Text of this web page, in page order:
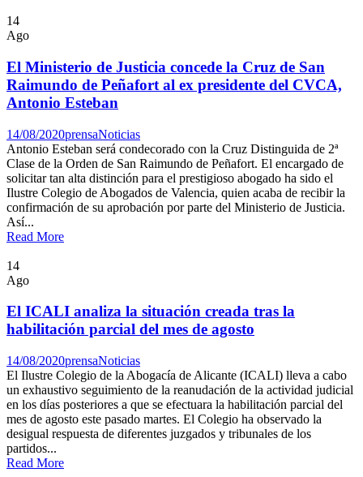
14
Ago
El Ministerio de Justicia concede la Cruz de San
Raimundo de Peñafort al ex presidente del CVCA,
Antonio Esteban
14/08/2020prensaNoticias
Antonio Esteban será condecorado con la Cruz Distinguida de 2ª
Clase de la Orden de San Raimundo de Peñafort. El encargado de
solicitar tan alta distinción para el prestigioso abogado ha sido el
Ilustre Colegio de Abogados de Valencia, quien acaba de recibir la
confirmación de su aprobación por parte del Ministerio de Justicia.
Así...
Read More
14
Ago
El ICALI analiza la situación creada tras la
habilitación parcial del mes de agosto
14/08/2020prensaNoticias
El Ilustre Colegio de la Abogacía de Alicante (ICALI) lleva a cabo
un exhaustivo seguimiento de la reanudación de la actividad judicial
en los días posteriores a que se efectuara la habilitación parcial del
mes de agosto este pasado martes. El Colegio ha observado la
desigual respuesta de diferentes juzgados y tribunales de los
partidos...
Read More